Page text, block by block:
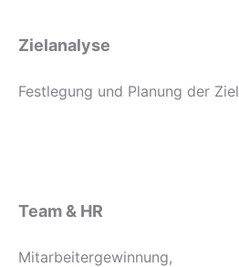
Zielanalyse
Festlegung und Planung der
Team & HR
Mitarbeitergewinnung,